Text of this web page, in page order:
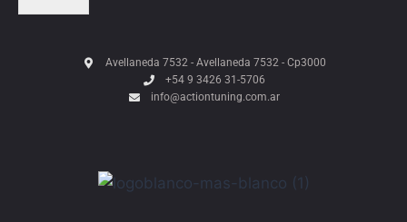
Avellaneda 7532 - Avellaneda 7532 - Cp3000
+54 9 3426 31-5706
info@actiontuning.com.ar